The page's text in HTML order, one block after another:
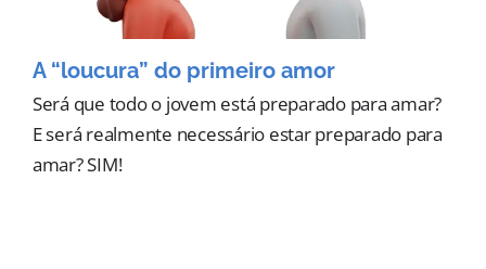
A “loucura” do primeiro amor
Será que todo o jovem está preparado para amar?
E será realmente necessário estar preparado para
amar? SIM!